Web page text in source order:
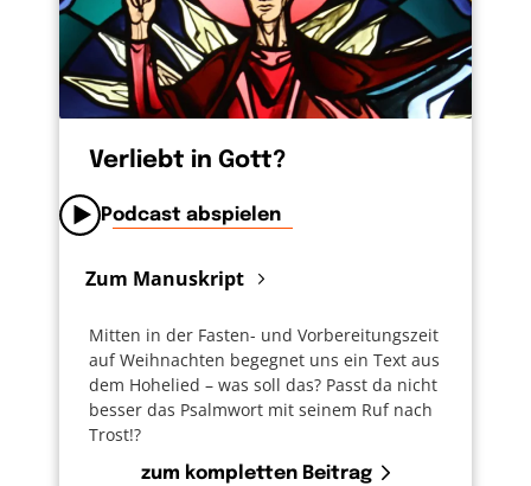
muss ich mich nicht verstellen. Ich darf
ehrlich sein– mit allem, was mich bewegt. Und
gerade das wünsche ich mir auch für meine
Familie. Den Spülmittelbehälter mit seinem
Good Vibes only Spruch? Den drehe ich um!
Verliebt in Gott?
Podcast abspielen
Zum Manuskript
Mitten in der Fasten- und Vorbereitungszeit
auf Weihnachten begegnet uns ein Text aus
dem Hohelied – was soll das? Passt da nicht
besser das Psalmwort mit seinem Ruf nach
Trost!?
zum kompletten Beitrag